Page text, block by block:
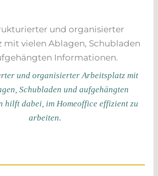
und organisierter Arbeitsplatz mit
Schubladen und aufgehängten
hilft dabei, im Homeoffice effizient zu
arbeiten.